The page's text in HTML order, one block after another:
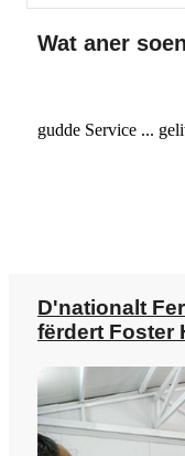
Wat aner soen
gudde Service ...
D'nationalt
fërdert Foster